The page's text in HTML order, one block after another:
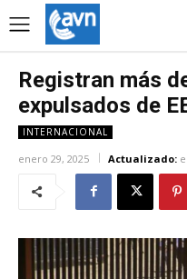
Registran más
expulsados de
INTERNACIONAL
enero 29, 2025 Actualizado: